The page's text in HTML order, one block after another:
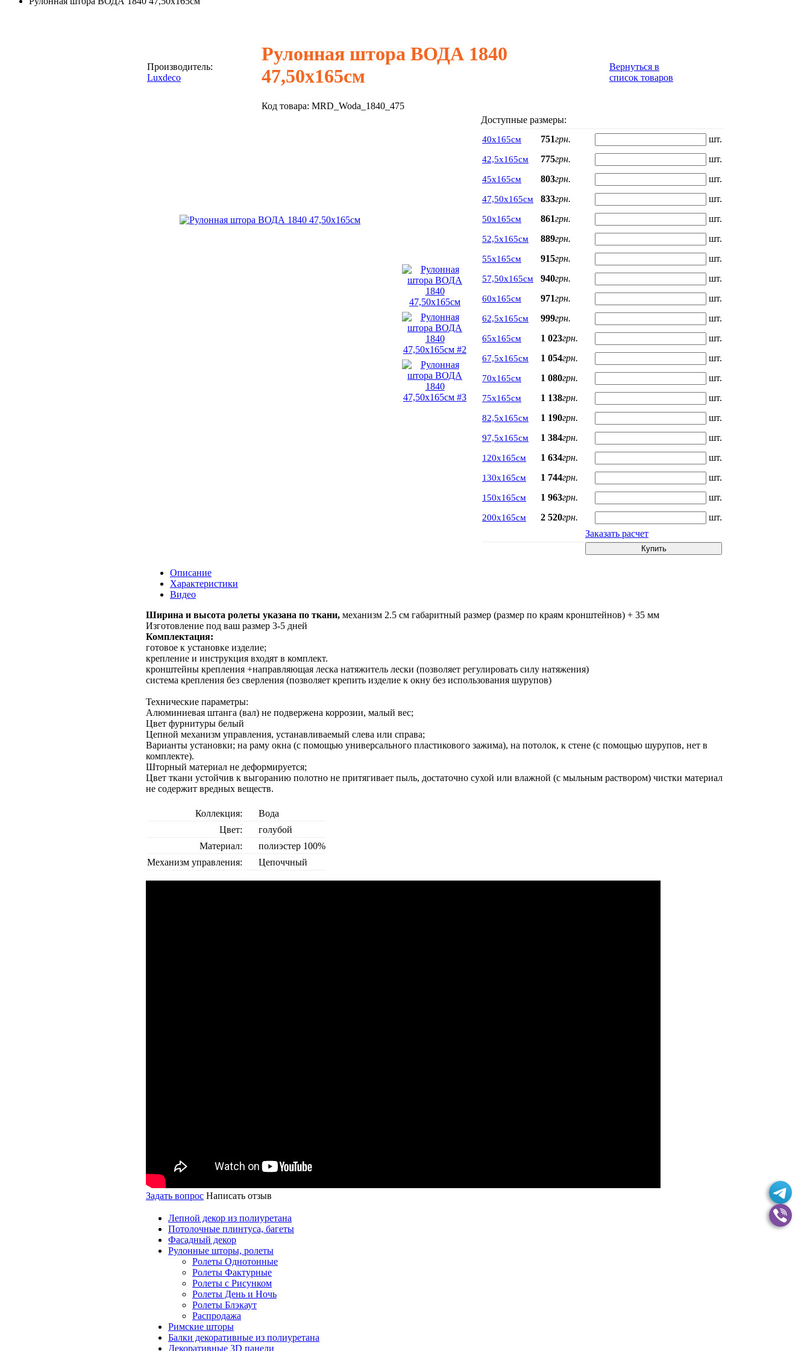
Производитель:
Luxdeco
Рулонная штора ВОДА 1840
47,50х165см
Код товара: MRD_Woda_1840_475
Вернуться в
список товаров
Доступные размеры:
40х165см 751грн. шт.
42,5х165см 775грн. шт.
45х165см 803грн. шт.
47,50х165см 833грн. шт.
50х165см 861грн. шт.
52,5х165см 889грн. шт.
55х165см 915грн. шт.
57,50х165см 940грн. шт.
60х165см 971грн. шт.
62,5х165см 999грн. шт.
65х165см 1 023грн. шт.
67,5х165см 1 054грн. шт.
70х165см 1 080грн. шт.
75х165см 1 138грн. шт.
82,5х165см 1 190грн. шт.
97,5х165см 1 384грн. шт.
120х165см 1 634грн. шт.
130х165см 1 744грн. шт.
150х165см 1 963грн. шт.
200х165см 2 520грн.
шт.
Заказать расчет
Купить
Описание
Характеристики
Видео
Ширина и высота ролеты указана по ткани, механизм 2.5 см габаритный размер (размер по краям кронштейнов) + 35 мм
Изготовление под ваш размер 3-5 дней
Комплектация:
готовое к установке изделие;
крепление и инструкция входят в комплект.
кронштейны крепления +направляющая леска натяжитель лески (позволяет регулировать силу натяжения)
система крепления без сверления (позволяет крепить изделие к окну без использования шурупов)
Технические параметры:
Алюминиевая штанга (вал) не подвержена коррозии, малый вес;
Цвет фурнитуры белый
Цепной механизм управления, устанавливаемый слева или справа;
Варианты установки; на раму окна (с помощью универсального пластикового зажима), на потолок, к стене (с помощью шурупов, нет в
комплекте).
Шторный материал не деформируется;
Цвет ткани устойчив к выгоранию полотно не притягивает пыль, достаточно сухой или влажной (с мыльным раствором) чистки материал
не содержит вредных веществ.
Коллекция:
Вода
Цвет:
голубой
Материал:
полиэстер 100%
Механизм управления:
Цепоччный
Задать вопрос Написать отзыв
Лепной декор из полиуретана
Потолочные плинтуса, багеты
Фасадный декор
Рулонные шторы, ролеты
Ролеты Однотонные
Ролеты Фактурные
Ролеты с Рисунком
Ролеты День и Ночь
Ролеты Блэкаут
Распродажа
Римские шторы
Балки декоративные из полиуретана
Декоративные 3D панели